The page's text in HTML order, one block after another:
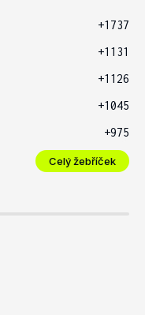
+1737
+1131
+1126
+1045
+975
Celý žebříček